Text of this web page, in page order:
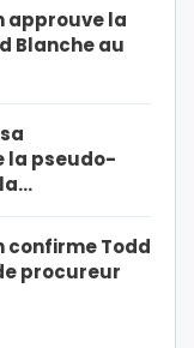
approuve la
Blanche au
la pseudo-
confirme Todd
procureur